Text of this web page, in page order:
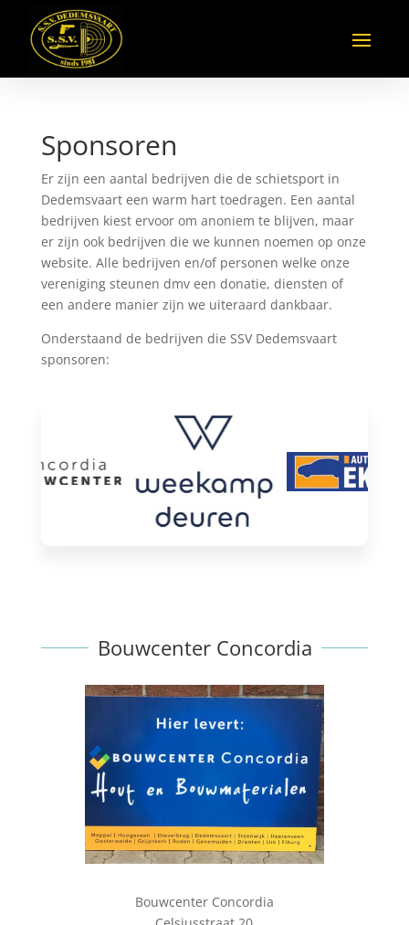
Sponsoren
Er zijn een aantal bedrijven die de schietsport in
Dedemsvaart een warm hart toedragen. Een aantal
bedrijven kiest ervoor om anoniem te blijven, maar
er zijn ook bedrijven die we kunnen noemen op onze
website. Alle bedrijven en/of personen welke onze
vereniging steunen dmv een donatie, diensten of
een andere manier zijn we uiteraard dankbaar.
Onderstaand de bedrijven die SSV Dedemsvaart
sponsoren:
Bouwcenter Concordia
Bouwcenter Concordia